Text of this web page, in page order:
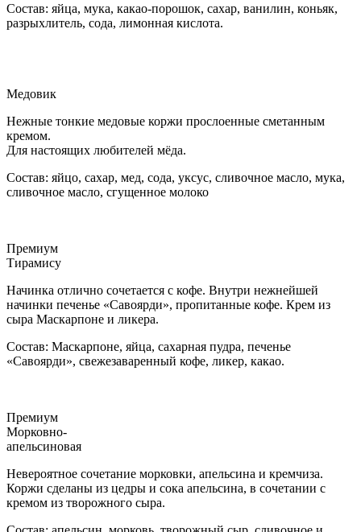
Состав: яйца, мука, какао-порошок, сахар, ванилин, коньяк,
разрыхлитель, сода, лимонная кислота.
Медовик
Нежные тонкие медовые коржи прослоенные сметанным
кремом.
Для настоящих любителей мёда.
Состав: яйцо, сахар, мед, сода, уксус, сливочное масло, мука,
сливочное масло, сгущенное молоко
Премиум
Тирамису
Начинка отлично сочетается с кофе. Внутри нежнейшей
начинки печенье «Савоярди», пропитанные кофе. Крем из
сыра Маскарпоне и ликера.
Состав: Маскарпоне, яйца, сахарная пудра, печенье
«Савоярди», свежезаваренный кофе, ликер, какао.
Премиум
Морковно-
апельсиновая
Невероятное сочетание морковки, апельсина и кремчиза.
Коржи сделаны из цедры и сока апельсина, в сочетании с
кремом из творожного сыра.